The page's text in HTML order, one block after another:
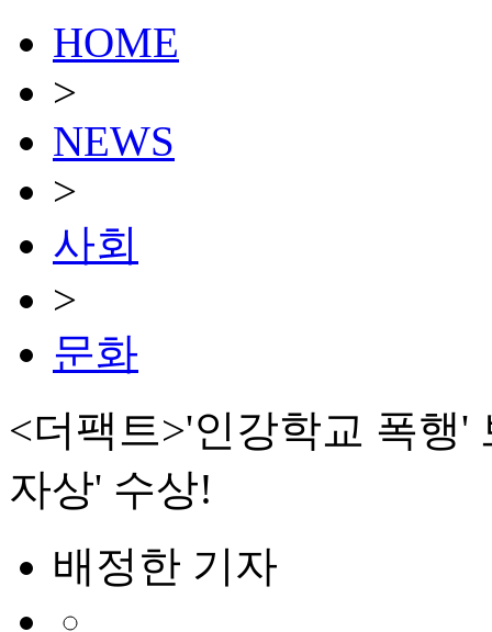
HOME
>
NEWS
>
사회
>
문화
<더팩트>'인강학교 폭행'
자상' 수상!
배정한 기자